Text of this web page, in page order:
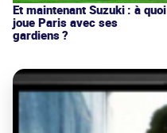
Et maintenant Suzuki : à quoi
joue Paris avec ses
gardiens ?